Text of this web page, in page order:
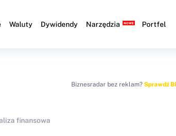
Waluty Dywidendy Narzędzia Portfel
Biznesradar bez reklam? Sprawdź
finansowa